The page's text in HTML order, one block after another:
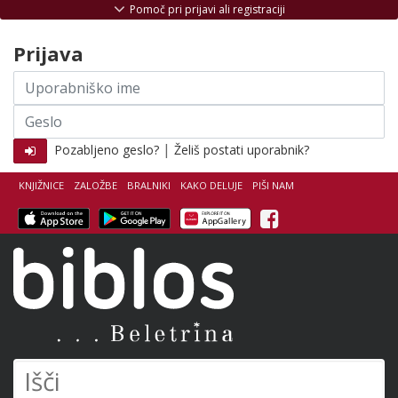
KNJIŽNICE ZALOŽBE BRALNIKI KAKO DELUJE PIŠI NAM
Facebook
Pomoč pri prijavi ali registraciji
Prijava
Uporabniško
ime
Geslo
Pozabljeno geslo? | Želiš postati uporabnik?